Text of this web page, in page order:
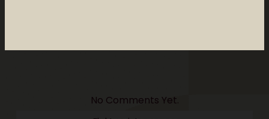
No Comments Yet.